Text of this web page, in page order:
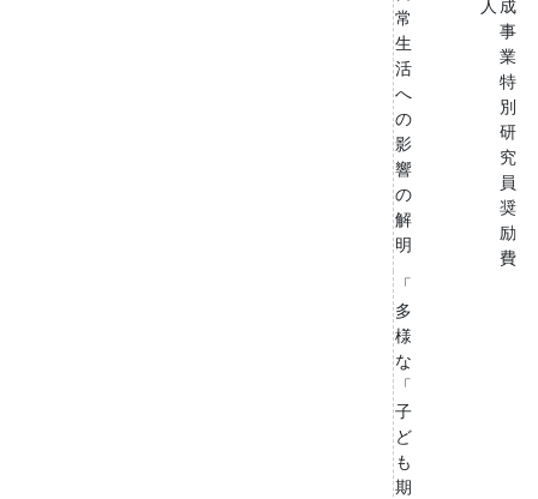
常
生
活
へ
の
影
響
の
解
明
人 成
事
業
特
別
研
究
員
奨
励
費
「
多
様
な
「
子
ど
も
期